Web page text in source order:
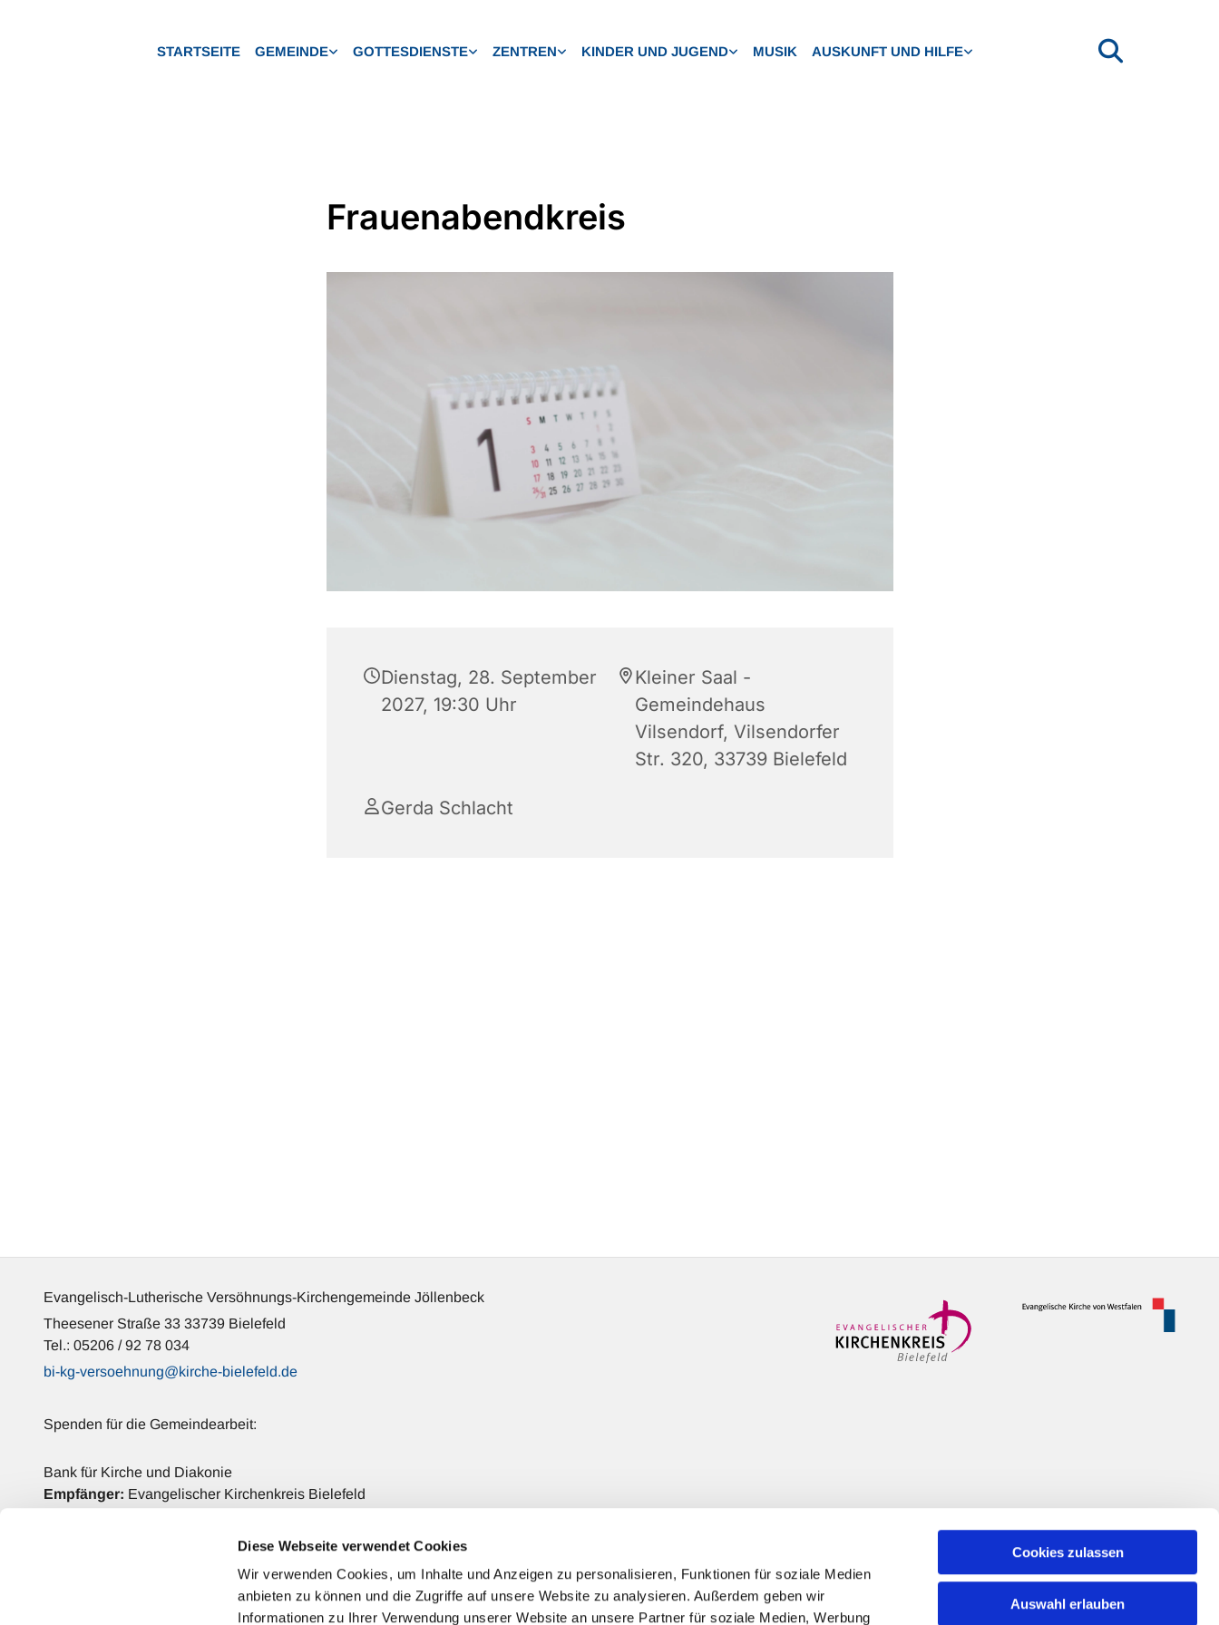
Diese Webseite verwendet Cookies
Wir verwenden Cookies, um Inhalte und Anzeigen zu personalisieren, Funktionen für soziale Medien
anbieten zu können und die Zugriffe auf unsere Website zu analysieren. Außerdem geben wir
Informationen zu Ihrer Verwendung unserer Website an unsere Partner für soziale Medien, Werbung
Cookies zulassen
Auswahl erlauben
STARTSEITE GEMEINDE GOTTESDIENSTE ZENTREN KINDER UND JUGEND MUSIK AUSKUNFT UND HILFE
Frauenabendkreis
Dienstag, 28. September
2027, 19:30 Uhr
Kleiner Saal -
Gemeindehaus
Vilsendorf, Vilsendorfer
Str. 320, 33739 Bielefeld
Gerda Schlacht
Evangelisch-Lutherische Versöhnungs-Kirchengemeinde Jöllenbeck
Theesener Straße 33 33739 Bielefeld
Tel.: 05206 / 92 78 034
bi-kg-versoehnung@kirche-bielefeld.de
Spenden für die Gemeindearbeit:
Bank für Kirche und Diakonie
Empfänger: Evangelischer Kirchenkreis Bielefeld